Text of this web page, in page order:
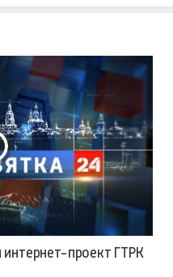
проект ГТРК